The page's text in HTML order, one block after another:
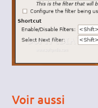
Voir aussi